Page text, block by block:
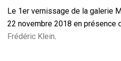
Le 1er vernissage de la galerie
22 novembre 2018 en présence
Frédéric Klein.